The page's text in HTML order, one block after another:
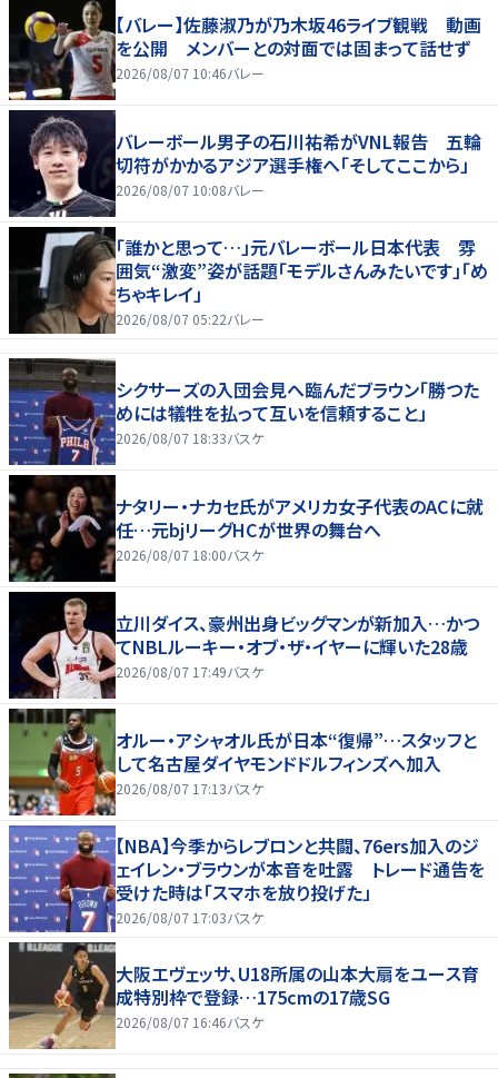
【バレー】佐藤淑乃が乃木坂46ライブ観戦 動画
を公開 メンバーとの対面では固まって話せず
2026/08/07 10:46バレー
バレーボール男子の石川祐希がVNL報告 五輪
切符がかかるアジア選手権へ「そしてここから」
2026/08/07 10:08バレー
「誰かと思って…」元バレーボール日本代表 雰
囲気“激変”姿が話題「モデルさんみたいです」「め
ちゃキレイ」
2026/08/07 05:22バレー
シクサーズの入団会見へ臨んだブラウン「勝つた
めには犠牲を払って互いを信頼すること」
2026/08/07 18:33バスケ
ナタリー・ナカセ氏がアメリカ女子代表のACに就
任…元bjリーグHCが世界の舞台へ
2026/08/07 18:00バスケ
立川ダイス、豪州出身ビッグマンが新加入…かつ
てNBLルーキー・オブ・ザ・イヤーに輝いた28歳
2026/08/07 17:49バスケ
オルー・アシャオル氏が日本“復帰”…スタッフと
して名古屋ダイヤモンドドルフィンズへ加入
2026/08/07 17:13バスケ
【NBA】今季からレブロンと共闘、76ers加入のジ
ェイレン・ブラウンが本音を吐露 トレード通告を
受けた時は「スマホを放り投げた」
2026/08/07 17:03バスケ
大阪エヴェッサ、U18所属の山本大扇をユース育
成特別枠で登録…175cmの17歳SG
2026/08/07 16:46バスケ